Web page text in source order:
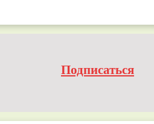
Подписаться